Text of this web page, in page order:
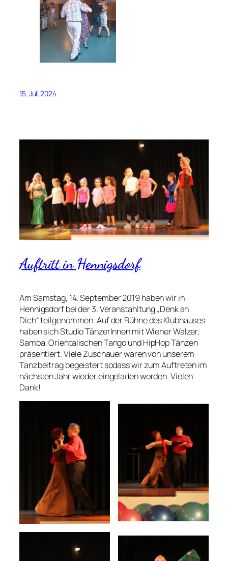
15. Juli 2024
Auftritt in Hennigsdorf
Am Samstag, 14. September 2019 haben wir in
Hennigsdorf bei der 3. Veranstahltung „Denk an
Dich“ teilgenommen. Auf der Bühne des Klubhauses
haben sich Studio TänzerInnen mit Wiener Walzer,
Samba, Orientalischen Tango und HipHop Tänzen
präsentiert. Viele Zuschauer waren von unserem
Tanzbeitrag begeistert sodass wir zum Auftreten im
nächsten Jahr wieder eingeladen worden. Vielen
Dank!